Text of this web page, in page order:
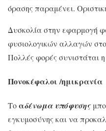
όρασης παραμένει.
Δυσκολία στην εφαρμογή
φυσιολογικών αλλαγών
Πολλές φορές συνιστάται
Πονοκέφαλοι /ημικρανία
Τοαδένωμα υπόφυσης
εγκυμοσύνης και να